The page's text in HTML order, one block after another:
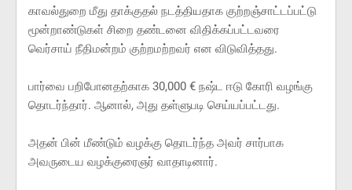
காவல்துறை மீது தாக்குதல் நடத்தியதாக குற்றஞ்சாட்டப்பட்டு
மூன்றாண்டுகள் சிறை தண்டனை விதிக்கப்பட்டவரை
வெர்சாய் நீதிமன்றம் குற்றமற்றவர் என விடுவித்தது.
பார்வை பறிபோனதற்காக 30,000 € நஷ்ட ஈடு கோரி வழங்கு
தொடர்ந்தார். ஆனால், அது தள்ளுபடி செய்யப்பட்டது.
அதன் பின் மீண்டும் வழக்கு தொடர்ந்த அவர் சார்பாக
அவருடைய வழக்குரைஞர் வாதாடினார்.